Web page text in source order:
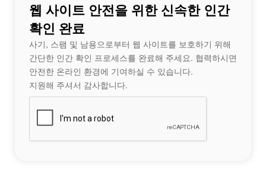
웹 사이트 안전을 위한 신속한 인간
확인 완료
사기, 스팸 및 남용으로부터 웹 사이트를 보호하기 위해
간단한 인간 확인 프로세스를 완료해 주세요. 협력하시면
안전한 온라인 환경에 기여하실 수 있습니다.
지원해 주셔서 감사합니다.